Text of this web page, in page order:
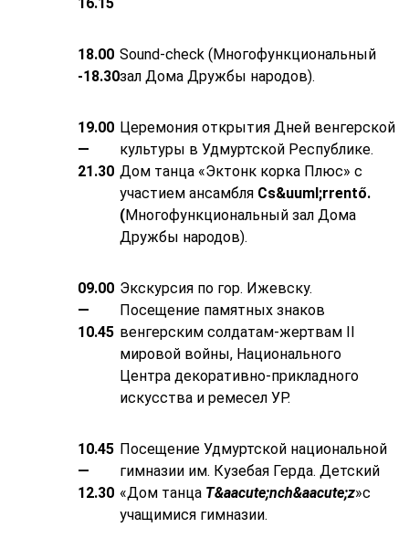
16.15
18.00
-18.30
Sound-check (Многофункциональный
зал Дома Дружбы народов).
19.00
—
21.30
Церемония открытия Дней венгерской
культуры в Удмуртской Республике.
Дом танца «Эктонк корка Плюс» с
участием ансамбля Cs&uuml;rrentő.
(Многофункциональный зал Дома
Дружбы народов).
09.00
—
10.45
Экскурсия по гор. Ижевску.
Посещение памятных знаков
венгерским солдатам-жертвам II
мировой войны, Национального
Центра декоративно-прикладного
искусства и ремесел УР.
10.45
—
12.30
Посещение Удмуртской национальной
гимназии им. Кузебая Герда. Детский
«Дом танца T&aacute;nch&aacute;z»с
учащимися гимназии.